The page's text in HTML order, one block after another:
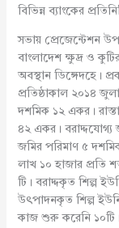
বিভিন্ন ব্যাংকের
সভায় প্রেজেন্টেশন
বাংলাদেশ ক্ষুদ্র ও
অবস্থান ডিঙ্গেদহে।
প্রতিষ্ঠাকাল ২০১৪
দশমিক ১২ একর।
৪২ একর। বরাদ্দযোগ্য
জমির পরিমাণ ৫
লাখ ১০ হাজার প্রতি
টি। বরাদ্দকৃত শিল্প
উৎপাদনকৃত শিল্প
কাজ শুরু করেনি ১০টি।